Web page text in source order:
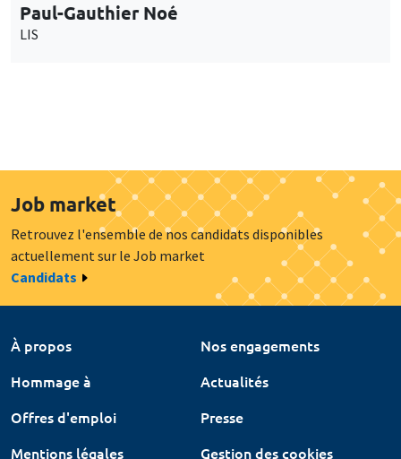
Paul-Gauthier Noé
LIS
Job market
Retrouvez l'ensemble de nos candidats disponibles
actuellement sur le Job market
Candidats
À propos
Nos engagements
Hommage à
Actualités
Offres d'emploi
Presse
Mentions légales
Gestion des cookies